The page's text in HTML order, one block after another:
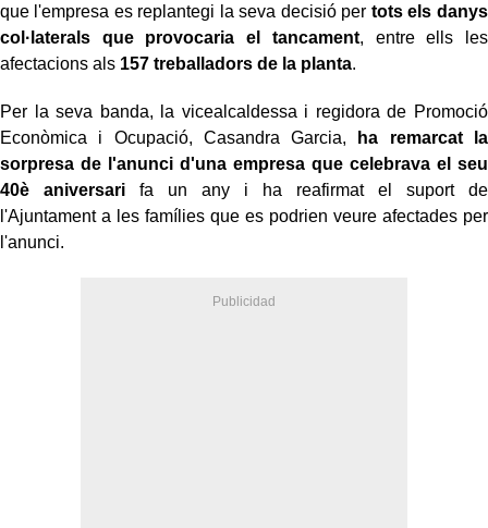
que l'empresa es replantegi la seva decisió per tots els danys
col·laterals que provocaria el tancament, entre ells les
afectacions als 157 treballadors de la planta.
Per la seva banda, la vicealcaldessa i regidora de Promoció
Econòmica i Ocupació, Casandra Garcia,
ha remarcat la
sorpresa de l'anunci d'una empresa que celebrava el seu
40è aniversari fa un any i ha reafirmat el suport de
l'Ajuntament a les famílies que es podrien veure afectades per
l'anunci.